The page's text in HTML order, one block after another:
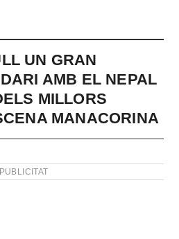
UN GRAN
AMB EL NEPAL
MILLORS
MANACORINA
PUBLICITAT